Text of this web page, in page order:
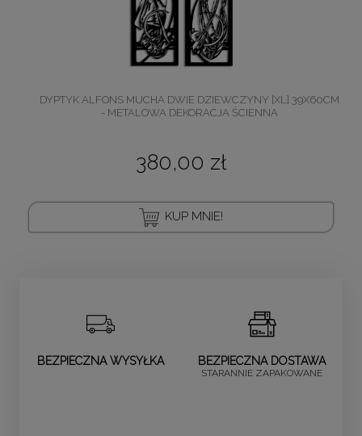
DYPTYK ALFONS MUCHA DWIE DZIEWCZYNY [XL] 39X60CM
- METALOWA DEKORACJA ŚCIENNA
380,00 zł
KUP MNIE!
BEZPIECZNA WYSYŁKA BEZPIECZNA DOSTAWA
STARANNIE ZAPAKOWANE